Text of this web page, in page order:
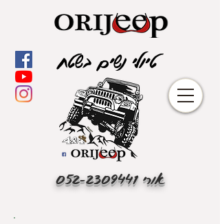
אורי052-2309441
טיולי נשים בשטח